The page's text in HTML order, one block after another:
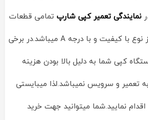
نمایندگی تعمیر کپی شارپ تمامی قطعات
و مواد استفاده شده از نوع با کیفیت و با درجه A میباشد.در برخی
کپی شما به دلیل بالا بودن هزینه
تعمیر و سرویس نمیباشد.لذا میبایستی
نمایید.شما میتوانید جهت خرید